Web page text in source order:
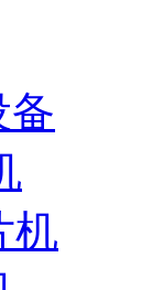
备
机